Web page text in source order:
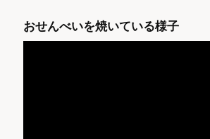
おせんべいを焼いている様子